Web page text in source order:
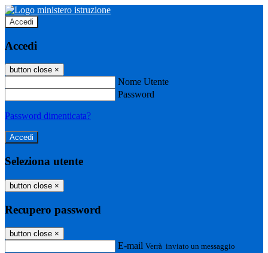
Accedi
Accedi
button close ×
Nome Utente
Password
Password dimenticata?
Seleziona utente
button close ×
Recupero password
button close ×
E-mail Verrà inviato un messaggio